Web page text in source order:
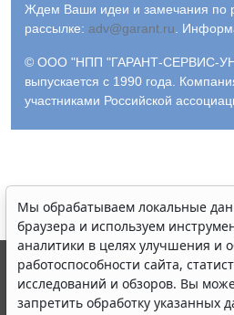
Ждем Ваши идеи и замечания по
рассылке: adv@garant.ru
© ООО "НПП "ГАРАНТ-СЕРВИС-
выпускается с 1990 года.
участниками Российской
Мы обрабатываем локальные
браузера и используем
аналитики в целях улучшения и
работоспособности сайта,
исследований и обзоров. Вы
запретить обработку указанных
© ООО "НПП "ГАРАНТ-СЕРВИС",
выпускается с 1990 года.